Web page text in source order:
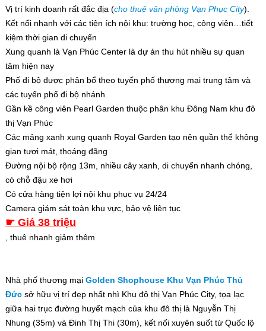
Vị trí kinh doanh rất đắc địa (cho thuê văn phòng Vạn Phục City).
Kết nối nhanh với các tiện ích nội khu: trường học, công viên…tiết
kiệm thời gian di chuyển
Xung quanh là Vạn Phúc Center là dự án thu hút nhiều sự quan
tâm hiện nay
Phố đi bộ được phân bổ theo tuyến phố thương mại trung tâm và
các tuyến phố đi bộ nhánh
Gần kề công viên Pearl Garden thuộc phân khu Đông Nam khu đô
thị Vạn Phúc
Các mảng xanh xung quanh Royal Garden tạo nên quần thể không
gian tươi mát, thoáng đãng
Đường nội bộ rộng 13m, nhiều cây xanh, di chuyển nhanh chóng,
có chỗ đậu xe hơi
Có cửa hàng tiện lợi nội khu phục vụ 24/24
Camera giám sát toàn khu vực, bảo vệ liên tục
☛ Giá 38 triệu
, thuê nhanh giảm thêm
Nhà phố thương mại Golden Shophouse Khu Vạn Phúc Thủ
Đứcsở hữu vị trí đẹp nhất nhì Khu đô thị Vạn Phúc City, tọa lạc
giữa hai trục đường huyết mạch của khu đô thị là Nguyễn Thị
Nhung (35m) và Đinh Thị Thi (30m), kết nối xuyên suốt từ Quốc lộ